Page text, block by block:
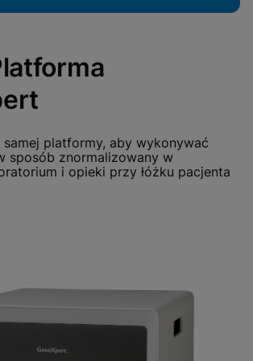
platformy, aby wykonywać
sposób znormalizowany w
i opieki przy łóżku pacjenta